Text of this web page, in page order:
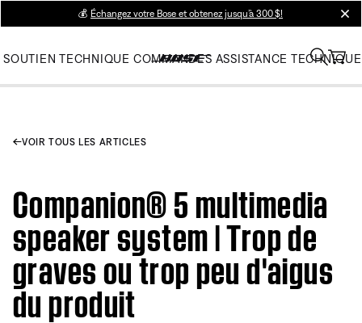
💰 Échangez votre Bose et obtenez jusqu’à 300 $!
SOUTIEN TECHNIQUE COMMANDES ASSISTANCE TECHNIQUE
VOIR TOUS LES ARTICLES
Companion® 5 multimedia
speaker system | Trop de
graves ou trop peu d'aigus
du produit